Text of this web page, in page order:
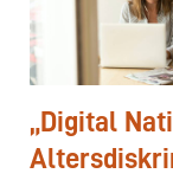
„Digital